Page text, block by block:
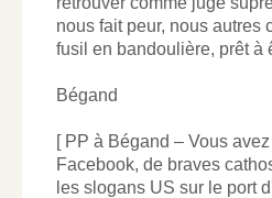
nous fait peur, nous
fusil en bandoulière, prêt à
Bégand
[ PP à Bégand – Vous
Facebook, de braves
les slogans US sur le port